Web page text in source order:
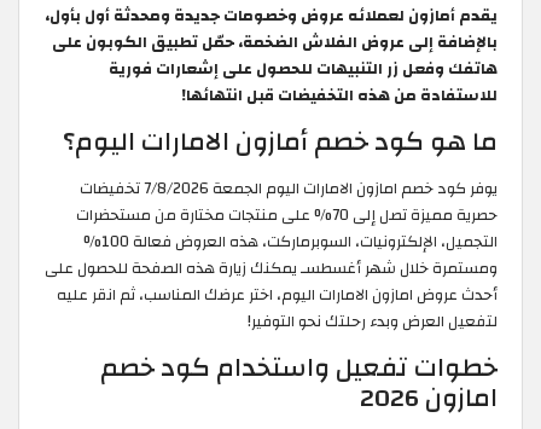
يقدم أمازون لعملائه عروض وخصومات جديدة ومحدثة أول بأول،
بالإضافة إلى عروض الفلاش الضخمة، حمّل تطبيق الكوبون على
هاتفك وفعل زر التنبيهات للحصول على إشعارات فورية
للاستفادة من هذه التخفيضات قبل انتهائها!
ما هو كود خصم أمازون الامارات اليوم؟
يوفر كود خصم امازون الامارات اليوم الجمعة 7/8/2026 تخفيضات
حصرية مميزة تصل إلى 70% على منتجات مختارة من مستحضرات
التجميل، الإلكترونيات، السوبرماركت، هذه العروض فعالة 100%
ومستمرة خلال شهر أغسطسـ يمكنك زيارة هذه الصفحة للحصول على
أحدث عروض امازون الامارات اليوم، اختر عرضك المناسب، ثم انقر عليه
لتفعيل العرض وبدء رحلتك نحو التوفير!
خطوات تفعيل واستخدام كود خصم
امازون 2026